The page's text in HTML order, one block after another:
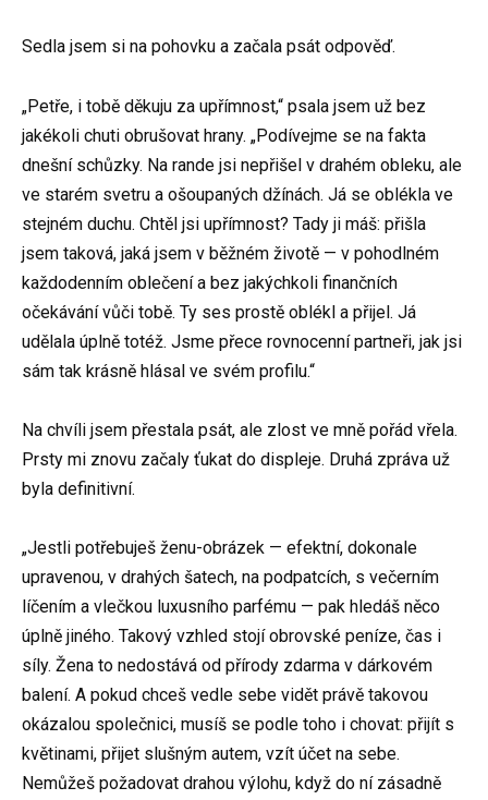
Sedla jsem si na pohovku a začala psát odpověď.
„Petře, i tobě děkuju za upřímnost,“ psala jsem už bez
jakékoli chuti obrušovat hrany. „Podívejme se na fakta
dnešní schůzky. Na rande jsi nepřišel v drahém obleku, ale
ve starém svetru a ošoupaných džínách. Já se oblékla ve
stejném duchu. Chtěl jsi upřímnost? Tady ji máš: přišla
jsem taková, jaká jsem v běžném životě — v pohodlném
každodenním oblečení a bez jakýchkoli finančních
očekávání vůči tobě. Ty ses prostě oblékl a přijel. Já
udělala úplně totéž. Jsme přece rovnocenní partneři, jak jsi
sám tak krásně hlásal ve svém profilu.“
Na chvíli jsem přestala psát, ale zlost ve mně pořád vřela.
Prsty mi znovu začaly ťukat do displeje. Druhá zpráva už
byla definitivní.
„Jestli potřebuješ ženu-obrázek — efektní, dokonale
upravenou, v drahých šatech, na podpatcích, s večerním
líčením a vlečkou luxusního parfému — pak hledáš něco
úplně jiného. Takový vzhled stojí obrovské peníze, čas i
síly. Žena to nedostává od přírody zdarma v dárkovém
balení. A pokud chceš vedle sebe vidět právě takovou
okázalou společnici, musíš se podle toho i chovat: přijít s
květinami, přijet slušným autem, vzít účet na sebe.
Nemůžeš požadovat drahou výlohu, když do ní zásadně